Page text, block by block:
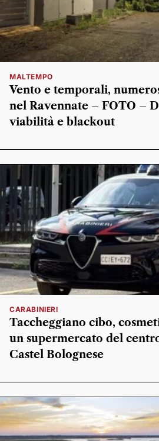
MALTEMPO
Vento e temporali,
nel Ravennate – FOTO –
viabilità e blackout
CARABINIERI
Taccheggiano cibo,
un supermercato del
Castel Bolognese